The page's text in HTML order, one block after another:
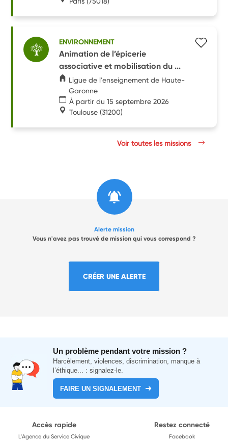
ENVIRONNEMENT
Animation de l’épicerie
associative et mobilisation du ...
Ligue de l'enseignement de Haute-
Garonne
À partir du 15 septembre 2026
Toulouse (31200)
Voir toutes les missions
Alerte mission
Vous n'avez pas trouvé de mission qui vous correspond ?
CRÉER UNE ALERTE
Un problème pendant votre mission ?
Harcèlement, violences, discrimination, manque à
l’éthique... : signalez-le.
FAIRE UN SIGNALEMENT
Accès rapide
L'Agence du Service Civique
Restez connecté
Facebook